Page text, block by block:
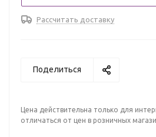
Рассчитать доставку
Поделиться
Цена действительна только для
отличаться от цен в розничных